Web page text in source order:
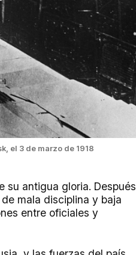
el 3 de marzo de 1918
su antigua gloria. Después
mala disciplina y baja
entre oficiales y